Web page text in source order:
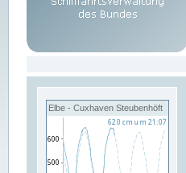
Elbe - Cuxhaven Steubenhöft